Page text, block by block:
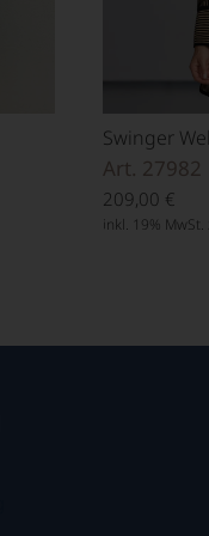
Swinger
Art. 27982
209,00 €
inkl. 19% MwSt.